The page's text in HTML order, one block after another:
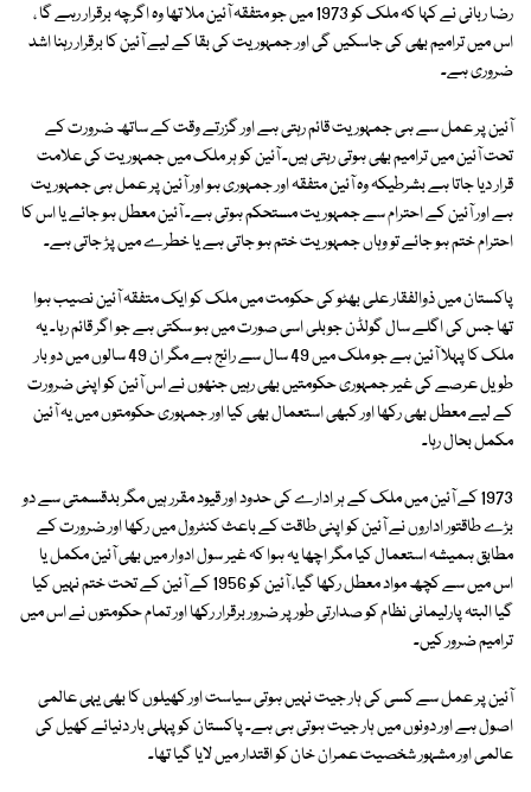
رضا ربانی نے کہا کہ ملک کو 1973 میں جو متفقہ آئین ملا تھا وہ اگرچہ برقرار رہے گا ،
اس میں ترامیم بھی کی جاسکیں گی اور جمہوریت کی بقا کے لیے آئین کا برقرار رہنا اشد
ضروری ہے۔
آئین پر عمل سے ہی جمہوریت قائم رہتی ہے اور گزرتے وقت کے ساتھ ضرورت کے
تحت آئین میں ترامیم بھی ہوتی رہتی ہیں۔ آئین کو ہر ملک میں جمہوریت کی علامت
قرار دیا جاتا ہے بشرطیکہ وہ آئین متفقہ اور جمہوری ہو اور آئین پر عمل ہی جمہوریت
ہے اور آئین کے احترام سے جمہوریت مستحکم ہوتی ہے۔ آئین معطل ہو جائے یا اس کا
احترام ختم ہو جائے تو وہاں جمہوریت ختم ہو جاتی ہے یا خطرے میں پڑ جاتی ہے۔
پاکستان میں ذوالفقار علی بھٹو کی حکومت میں ملک کو ایک متفقہ آئین نصیب ہوا
تھا جس کی اگلے سال گولڈن جوبلی اسی صورت میں ہو سکتی ہے جو اگر قائم رہا۔ یہ
ملک کا پہلا آئین ہے جو ملک میں 49 سال سے رائج ہے مگر ان 49 سالوں میں دو بار
طویل عرصے کی غیر جمہوری حکومتیں بھی رہیں جنھوں نے اس آئین کو اپنی ضرورت
کے لیے معطل بھی رکھا اور کبھی استعمال بھی کیا اور جمہوری حکومتوں میں یہ آئین
مکمل بحال رہا۔
1973 کے آئین میں ملک کے ہر ادارے کی حدود اور قیود مقرر ہیں مگر بدقسمتی سے دو
بڑے طاقتور اداروں نے آئین کو اپنی طاقت کے باعث کنٹرول میں رکھا اور ضرورت کے
مطابق ہمیشہ استعمال کیا مگر اچھا یہ ہوا کہ غیر سول ادوار میں بھی آئین مکمل یا
اس میں سے کچھ مواد معطل رکھا گیا، آئین کو 1956 کے آئین کے تحت ختم نہیں کیا
گیا البتہ پارلیمانی نظام کو صدارتی طور پر ضرور برقرار رکھا اور تمام حکومتوں نے اس میں
ترامیم ضرور کیں۔
آئین پر عمل سے کسی کی ہار جیت نہیں ہوتی سیاست اور کھیلوں کا بھی یہی عالمی
اصول ہے اور دونوں میں ہار جیت ہوتی ہی ہے۔ پاکستان کو پہلی بار دنیائے کھیل کی
عالمی اور مشہور شخصیت عمران خان کو اقتدار میں لایا گیا تھا۔